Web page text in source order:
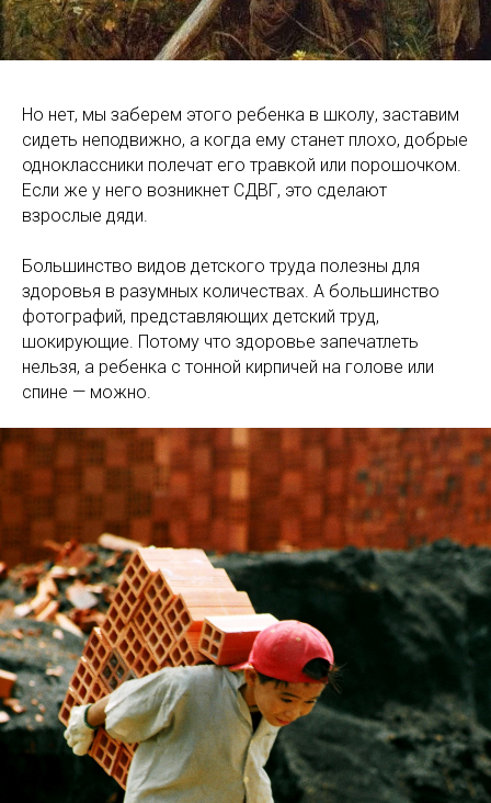
Но нет, мы заберем этого ребенка в школу, заставим
сидеть неподвижно, а когда ему станет плохо, добрые
одноклассники полечат его травкой или порошочком.
Если же у него возникнет СДВГ, это сделают
взрослые дяди.
Большинство видов детского труда полезны для
здоровья в разумных количествах. А большинство
фотографий, представляющих детский труд,
шокирующие. Потому что здоровье запечатлеть
нельзя, а ребенка с тонной кирпичей на голове или
спине — можно.